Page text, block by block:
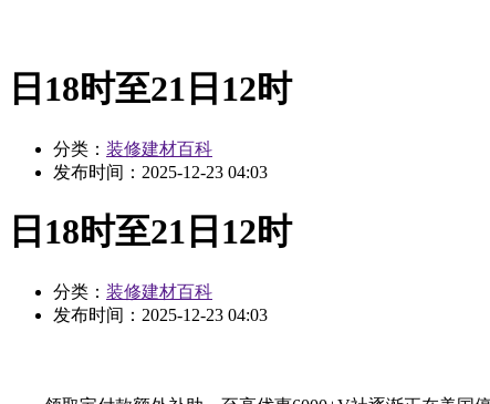
日18时至21日12时
分类： 装修建材百科
发布时间： 2025-12-23 04:03
日18时至21日12时
分类： 装修建材百科
发布时间： 2025-12-23 04:03